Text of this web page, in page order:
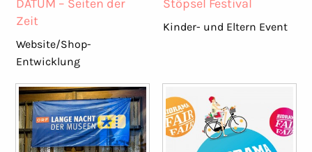
DATUM – Seiten der
Zeit
Website/Shop-
Entwicklung
Stöpsel Festival
Kinder- und Eltern Event